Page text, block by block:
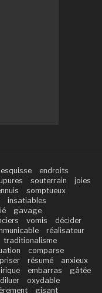
esquisse
endroits
souterrain
joies
somptueux
insatiables
gavage
vomis
décider
réalisateur
traditionalisme
comparse
résumé
anxieux
embarras
gâtée
diluer
oxydable
gisant